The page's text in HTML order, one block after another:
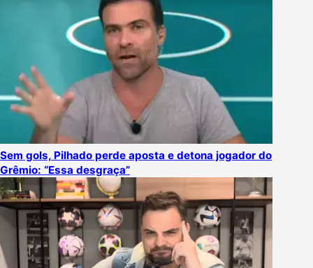
Sem gols, Pilhado perde aposta e detona jogador do
Grêmio: “Essa desgraça”